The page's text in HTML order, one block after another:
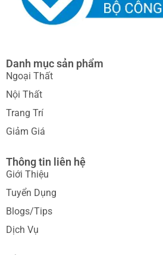
Danh mục sản phẩm
Ngoại Thất
Nội Thất
Trang Trí
Giảm Giá
Thông tin liên hệ
Giới Thiệu
Tuyển Dụng
Blogs/Tips
Dịch Vụ